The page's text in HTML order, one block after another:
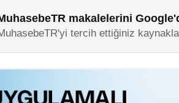
makalelerini
tercih ettiğiniz